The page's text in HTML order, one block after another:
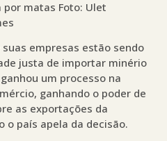
matas Foto: Ulet
empresas estão sendo
justa de importar minério
um processo na
ganhando o poder de
as exportações da
o país apela da decisão.